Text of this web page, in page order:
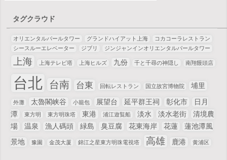
タグクラウド
オリエンタルパールタワー グランドハイアット上海
コカコーラレストラン
シースルーエレベーター
ジブリ ジンジャンインオリエンタルパールタワー
上海 上海テレビ塔 上海ヒルズ 九份 千と千尋の神隠し 南翔饅頭店
台北 台南 台東 回転レストラン 国立故宮博物院 埔里
外灘 太魯閣峡谷 小籠包 展望台 延平群王祠 彰化市
日月
潭
東方明 東方明珠塔 東港 浦江遊覧船 淡水 淡水老街
清境農
場
温泉 漁人碼頭 緑島 臭豆腐 花東海岸 花蓮 蓮池潭風
景地 豫園 金茂大厦 錦江之星東方明珠電視塔 高雄 鹿港 黄浦区